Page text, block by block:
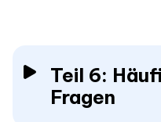
Teil 6:
Fragen